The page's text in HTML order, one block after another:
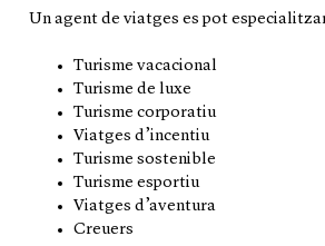
Un agent de viatges es pot
Turisme vacacional
Turisme de luxe
Turisme corporatiu
Viatges d’incentiu
Turisme sostenible
Turisme esportiu
Viatges d’aventura
Creuers